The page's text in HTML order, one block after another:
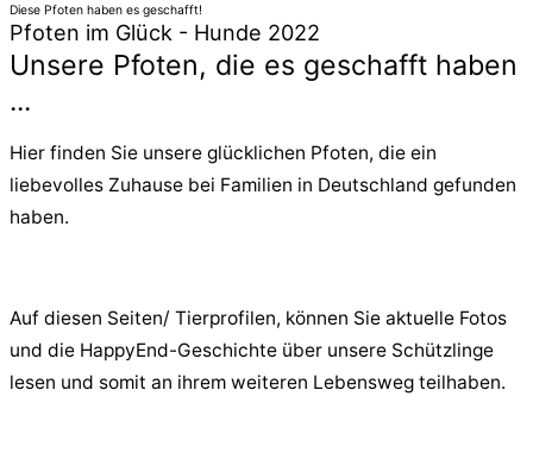
Diese Pfoten haben es geschafft!
Pfoten im Glück - Hunde 2022
Unsere Pfoten, die es geschafft haben
...
Hier finden Sie unsere glücklichen Pfoten, die ein
liebevolles Zuhause bei Familien in Deutschland gefunden
haben.
Auf diesen Seiten/ Tierprofilen, können Sie aktuelle Fotos
und die HappyEnd-Geschichte über unsere Schützlinge
lesen und somit an ihrem weiteren Lebensweg teilhaben.